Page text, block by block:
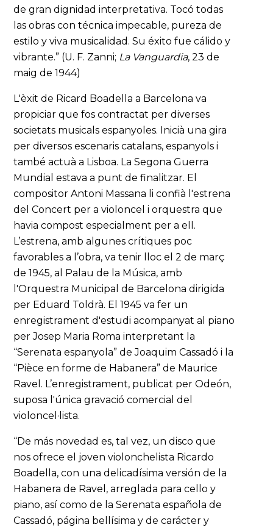
de gran dignidad interpretativa. Tocó todas
las obras con técnica impecable, pureza de
estilo y viva musicalidad. Su éxito fue cálido y
vibrante.” (U. F. Zanni; La Vanguardia, 23 de
maig de 1944)
L'èxit de Ricard Boadella a Barcelona va
propiciar que fos contractat per diverses
societats musicals espanyoles. Inicià una gira
per diversos escenaris catalans, espanyols i
també actuà a Lisboa. La Segona Guerra
Mundial estava a punt de finalitzar. El
compositor Antoni Massana li confià l'estrena
del Concert per a violoncel i orquestra que
havia compost especialment per a ell.
L’estrena, amb algunes crítiques poc
favorables a l’obra, va tenir lloc el 2 de març
de 1945, al Palau de la Música, amb
l'Orquestra Municipal de Barcelona dirigida
per Eduard Toldrà. El 1945 va fer un
enregistrament d'estudi acompanyat al piano
per Josep Maria Roma interpretant la
“Serenata espanyola” de Joaquim Cassadó i la
“Pièce en forme de Habanera” de Maurice
Ravel. L’enregistrament, publicat per Odeón,
suposa l'única gravació comercial del
violoncel·lista.
“De más novedad es, tal vez, un disco que
nos ofrece el joven violonchelista Ricardo
Boadella, con una delicadísima versión de la
Habanera de Ravel, arreglada para cello y
piano, así como de la Serenata española de
Cassadó, página bellísima y de carácter y